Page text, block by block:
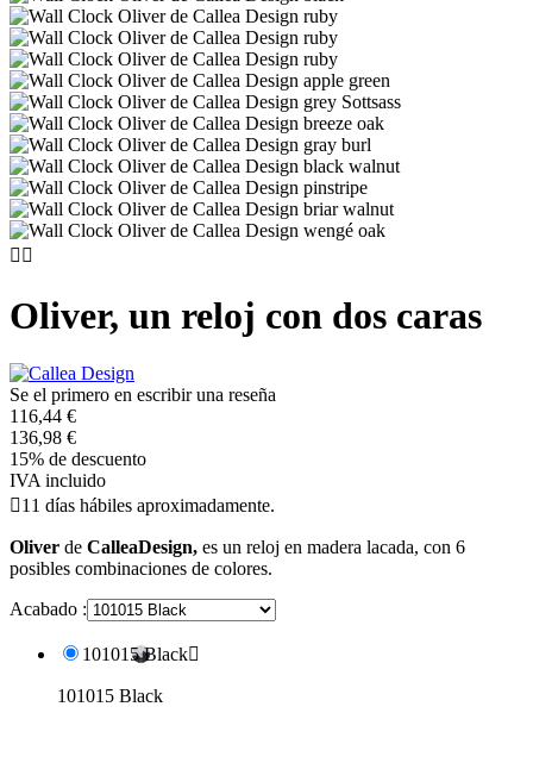
 
Oliver, un reloj con dos caras
Se el primero en escribir una reseña
116,44 €
136,98 €
15% de descuento
IVA incluido
11 días hábiles aproximadamente.
Oliver de CalleaDesign, es un reloj en madera lacada, con 6
posibles combinaciones de colores.
Acabado :
101015 Black
101015 Black